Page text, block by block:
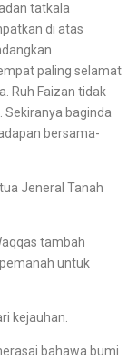
tatkala
di atas
paling selamat
Ruh Faizan tidak
Sekiranya baginda
bersama-
Jeneral Tanah
tambah
untuk
kejauhan.
bahawa bumi